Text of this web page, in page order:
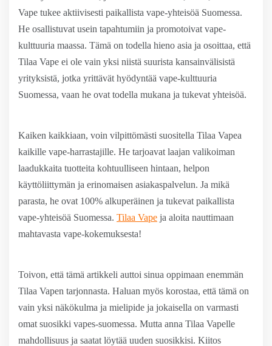
Vape tukee aktiivisesti paikallista vape-yhteisöä Suomessa.
He osallistuvat usein tapahtumiin ja promotoivat vape-
kulttuuria maassa. Tämä on todella hieno asia ja osoittaa, että
Tilaa Vape ei ole vain yksi niistä suurista kansainvälisistä
yrityksistä, jotka yrittävät hyödyntää vape-kulttuuria
Suomessa, vaan he ovat todella mukana ja tukevat yhteisöä.
Kaiken kaikkiaan, voin vilpittömästi suositella Tilaa Vapea
kaikille vape-harrastajille. He tarjoavat laajan valikoiman
laadukkaita tuotteita kohtuulliseen hintaan, helpon
käyttöliittymän ja erinomaisen asiakaspalvelun. Ja mikä
parasta, he ovat 100% alkuperäinen ja tukevat paikallista
vape-yhteisöä Suomessa. Tilaa Vape ja aloita nauttimaan
mahtavasta vape-kokemuksesta!
Toivon, että tämä artikkeli auttoi sinua oppimaan enemmän
Tilaa Vapen tarjonnasta. Haluan myös korostaa, että tämä on
vain yksi näkökulma ja mielipide ja jokaisella on varmasti
omat suosikki vapes-suomessa. Mutta anna Tilaa Vapelle
mahdollisuus ja saatat löytää uuden suosikkisi. Kiitos